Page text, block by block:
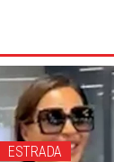
ESTRADA